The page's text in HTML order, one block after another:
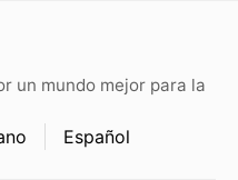
un mundo mejor para la
Español